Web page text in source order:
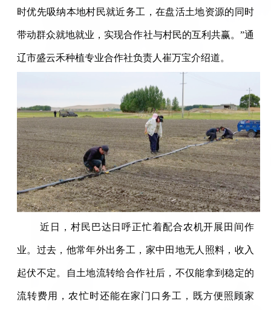
时优先吸纳本地村民就近务工，在盘活土地资源的同时
带动群众就地就业，实现合作社与村民的互利共赢。”通
辽市盛云禾种植专业合作社负责人崔万宝介绍道。
近日，村民巴达日呼正忙着配合农机开展田间作
业。过去，他常年外出务工，家中田地无人照料，收入
起伏不定。自土地流转给合作社后，不仅能拿到稳定的
流转费用，农忙时还能在家门口务工，既方便照顾家